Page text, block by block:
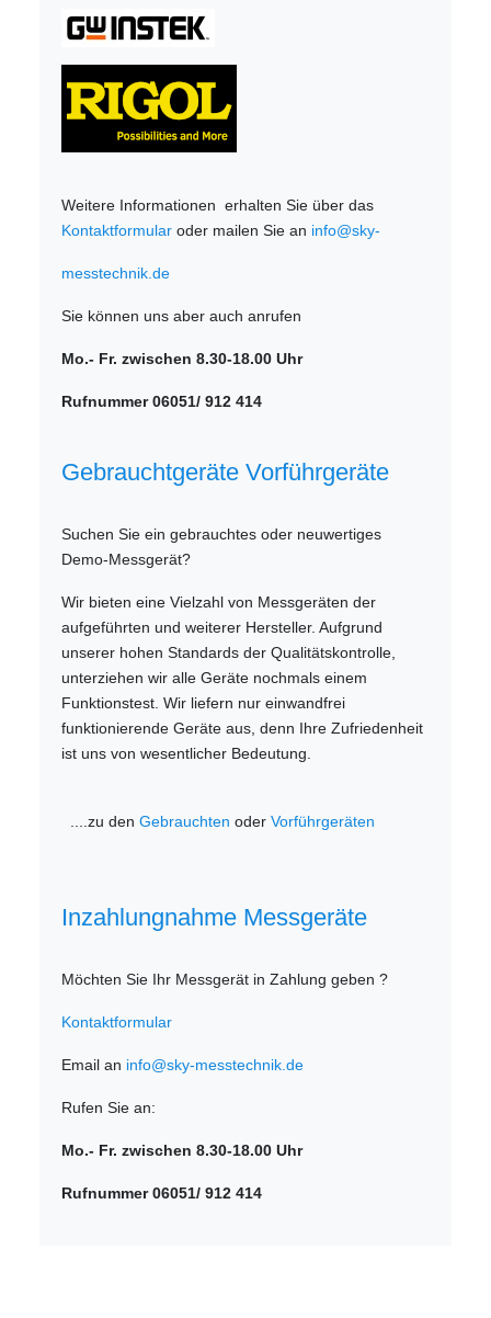
Weitere Informationen erhalten Sie über das
Kontaktformular oder mailen Sie an info@sky-
messtechnik.de
Sie können uns aber auch anrufen
Mo.- Fr. zwischen 8.30-18.00 Uhr
Rufnummer 06051/ 912 414
Gebrauchtgeräte Vorführgeräte
Suchen Sie ein gebrauchtes oder neuwertiges
Demo-Messgerät?
Wir bieten eine Vielzahl von Messgeräten der
aufgeführten und weiterer Hersteller. Aufgrund
unserer hohen Standards der Qualitätskontrolle,
unterziehen wir alle Geräte nochmals einem
Funktionstest. Wir liefern nur einwandfrei
funktionierende Geräte aus, denn Ihre Zufriedenheit
ist uns von wesentlicher Bedeutung.
....zu denGebrauchten oderVorführgeräten
Inzahlungnahme Messgeräte
Möchten Sie Ihr Messgerät in Zahlung geben ?
Kontaktformular
Email an info@sky-messtechnik.de
Rufen Sie an:
Mo.- Fr. zwischen 8.30-18.00 Uhr
Rufnummer 06051/ 912 414